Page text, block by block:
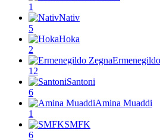
1
Nativ
5
Hoka
2
12
Santoni
6
Amina Muaddi
1
SMFK
6